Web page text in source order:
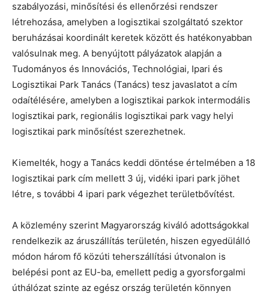
szabályozási, minősítési és ellenőrzési rendszer
létrehozása, amelyben a logisztikai szolgáltató szektor
beruházásai koordinált keretek között és hatékonyabban
valósulnak meg. A benyújtott pályázatok alapján a
Tudományos és Innovációs, Technológiai, Ipari és
Logisztikai Park Tanács (Tanács) tesz javaslatot a cím
odaítélésére, amelyben a logisztikai parkok intermodális
logisztikai park, regionális logisztikai park vagy helyi
logisztikai park minősítést szerezhetnek.
Kiemelték, hogy a Tanács keddi döntése értelmében a 18
logisztikai park cím mellett 3 új, vidéki ipari park jöhet
létre, s további 4 ipari park végezhet területbővítést.
A közlemény szerint Magyarország kiváló adottságokkal
rendelkezik az áruszállítás területén, hiszen egyedülálló
módon három fő közúti teherszállítási útvonalon is
belépési pont az EU-ba, emellett pedig a gyorsforgalmi
úthálózat szinte az egész ország területén könnyen